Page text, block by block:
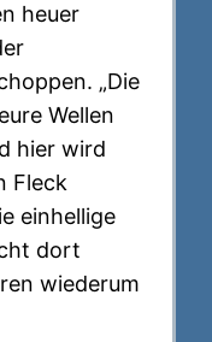
heuer
„Die
Wellen
hier wird
Fleck
einhellige
dort
wiederum